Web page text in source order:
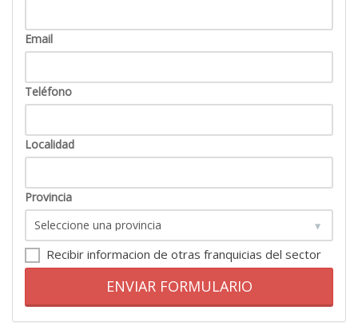
Email
Teléfono
Localidad
Provincia
Recibir informacion de otras franquicias del sector
ENVIAR FORMULARIO